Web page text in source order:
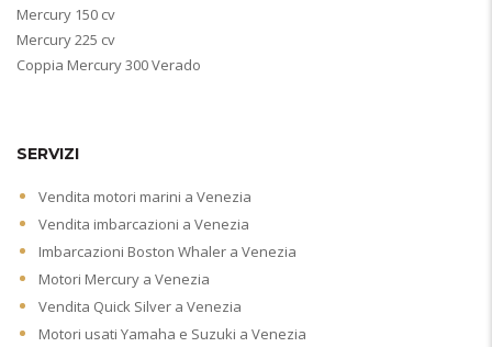
Mercury 150 cv
Mercury 225 cv
Coppia Mercury 300 Verado
SERVIZI
Vendita motori marini a Venezia
Vendita imbarcazioni a Venezia
Imbarcazioni Boston Whaler a Venezia
Motori Mercury a Venezia
Vendita Quick Silver a Venezia
Motori usati Yamaha e Suzuki a Venezia